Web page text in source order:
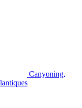
Canyoning,